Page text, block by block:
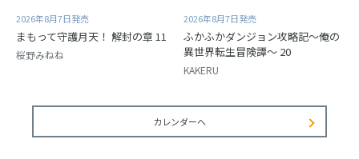
2026年8月7日発売
まもって守護月天！ 解封の章 11
桜野みねね
2026年8月7日発売
ふかふかダンジョン攻略記～俺の
異世界転生冒険譚～ 20
KAKERU
カレンダーへ